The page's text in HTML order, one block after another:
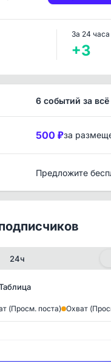
За 24 часа
+3
6 событий за
500 ₽за
Предложите
24ч
(Просм. поста) Охват